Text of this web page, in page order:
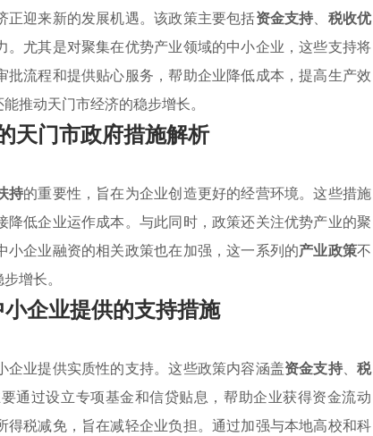
正迎来新的发展机遇。该政策主要包括资金支持、 税收优
尤其是对聚集在优势产业领域的中小企业，这些支持将
流程和提供贴心服务，帮助企业降低成本，提高生产效
推动天门市经济的稳步增长。
天门市政府措施解析
持的重要性，旨在为企业创造更好的经营环境。这些措施
降低企业运作成本。与此同时，政策还关注优势产业的聚
企业融资的相关政策也在加强，这一系列的产业政策不
增长。
企业提供的支持措施
企业提供实质性的支持。这些政策内容涵盖资金支持、税
通过设立专项基金和信贷贴息，帮助企业获得资金流动
税减免，旨在减轻企业负担。通过加强与本地高校和科